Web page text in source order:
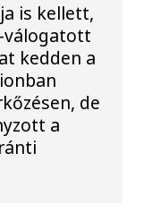
is kellett,
válogatott
kedden a
de
a